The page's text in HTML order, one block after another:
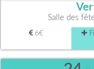
Salle des
6€